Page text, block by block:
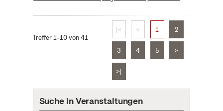
Treffer 1–10 von 41
|< < 1 2
3 4 5 >
>|
Suche in Veranstaltungen